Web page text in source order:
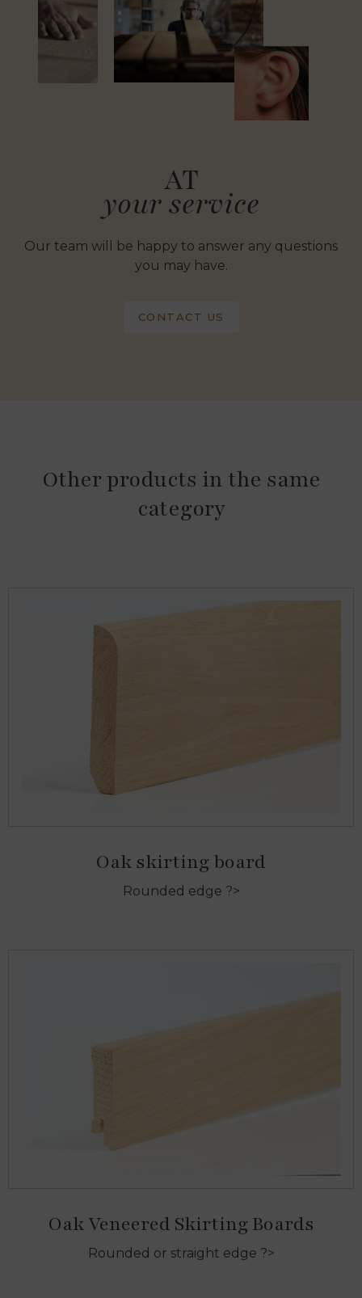
AT
your service
Our team will be happy to answer any questions
you may have.
CONTACT US
Other products in the same
category
Oak skirting board
Rounded edge ?>
Oak Veneered Skirting Boards
Rounded or straight edge ?>